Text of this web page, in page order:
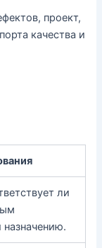
проект,
качества и
ли
назначению.